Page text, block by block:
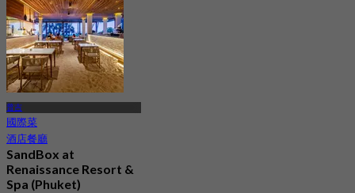
普吉
國際菜
酒店餐廳
SandBox at
Renaissance Resort &
Spa (Phuket)